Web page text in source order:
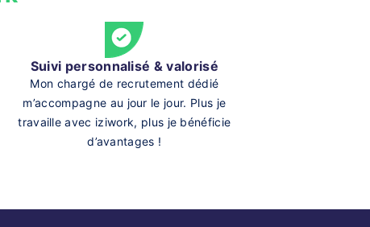
Suivi personnalisé & valorisé
Mon chargé de recrutement dédié
m’accompagne au jour le jour. Plus je
travaille avec iziwork, plus je bénéficie
d’avantages !